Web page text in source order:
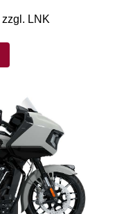
zzgl. LNK